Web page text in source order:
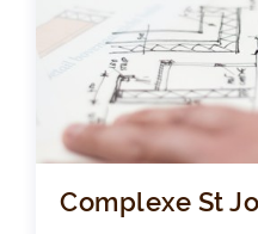
Complexe St